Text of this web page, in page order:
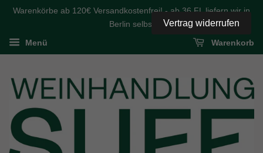
Warenkörbe ab 120€ Versandkostenfrei! - ab 36 FL liefern wir in
Berlin selbst
Menü Warenkorb
Vertrag widerrufen